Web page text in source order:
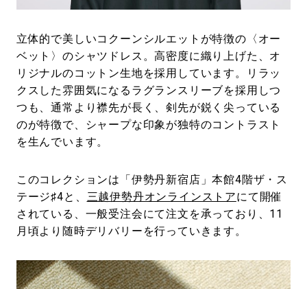
立体的で美しいコクーンシルエットが特徴の〈オー
ベット〉のシャツドレス。高密度に織り上げた、オ
リジナルのコットン生地を採用しています。リラッ
クスした雰囲気になるラグランスリーブを採用しつ
つも、通常より襟先が長く、剣先が鋭く尖っている
のが特徴で、シャープな印象が独特のコントラスト
を生んでいます。
このコレクションは「伊勢丹新宿店」本館4階ザ・ス
テージ♯4と、 三越伊勢丹オンラインストアにて開催
されている、一般受注会にて注文を承っており、11
月頃より随時デリバリーを行っていきます。